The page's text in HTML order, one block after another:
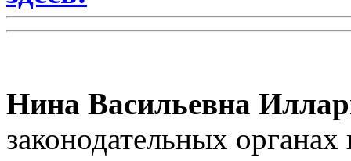
Нина Васильевна
законодательных органах